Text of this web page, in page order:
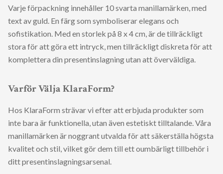
Varje förpackning innehåller 10 svarta manillamärken, med
text av guld. En färg som symboliserar elegans och
sofistikation. Med en storlek på 8 x 4 cm, är de tillräckligt
stora för att göra ett intryck, men tillräckligt diskreta för att
komplettera din presentinslagning utan att överväldiga.
Varför Välja KlaraForm?
Hos KlaraForm strävar vi efter att erbjuda produkter som
inte bara är funktionella, utan även estetiskt tilltalande. Våra
manillamärken är noggrant utvalda för att säkerställa högsta
kvalitet och stil, vilket gör dem till ett oumbärligt tillbehör i
ditt presentinslagningsarsenal.